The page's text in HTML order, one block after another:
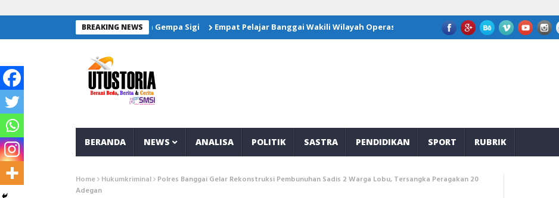
BREAKING NEWS
Salurkan Bantuan Untuk Korban Gempa Sigi Empat Pelajar Banggai Wakili Wilayah Operasi JOB Tomori di Program Kepemimpinan
BERANDA NEWS ANALISA POLITIK SASTRA PENDIDIKAN SPORT RUBRIK
Home Hukumkriminal Polres Banggai Gelar Rekonstruksi Pembunuhan Sadis 2 Warga Lobu, Tersangka Peragakan 20
Adegan